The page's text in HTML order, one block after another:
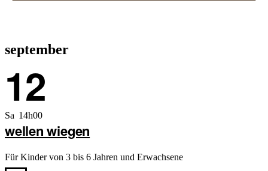
september
12
Sa 14h00
wellen wiegen
Für Kinder von 3 bis 6 Jahren und Erwachsene